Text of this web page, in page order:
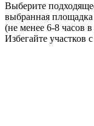
Выберите
выбранная площадка
(не менее 6-8 часов
Избегайте участков